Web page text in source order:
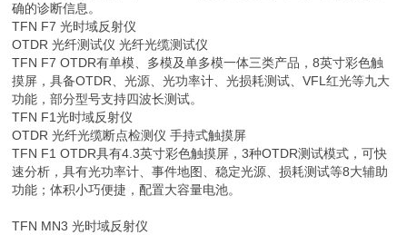
确的诊断信息。
TFN F7 光时域反射仪
OTDR 光纤测试仪 光纤光缆测试仪
TFN F7 OTDR有单模、多模及单多模一体三类产品，8英寸彩色触
摸屏，具备OTDR、光源、光功率计、光损耗测试、VFL红光等九大
功能，部分型号支持四波长测试。
TFN F1光时域反射仪
OTDR 光纤光缆断点检测仪 手持式触摸屏
TFN F1 OTDR具有4.3英寸彩色触摸屏，3种OTDR测试模式，可快
速分析，具有光功率计、事件地图、稳定光源、损耗测试等8大辅助
功能；体积小巧便捷，配置大容量电池。
TFN MN3 光时域反射仪